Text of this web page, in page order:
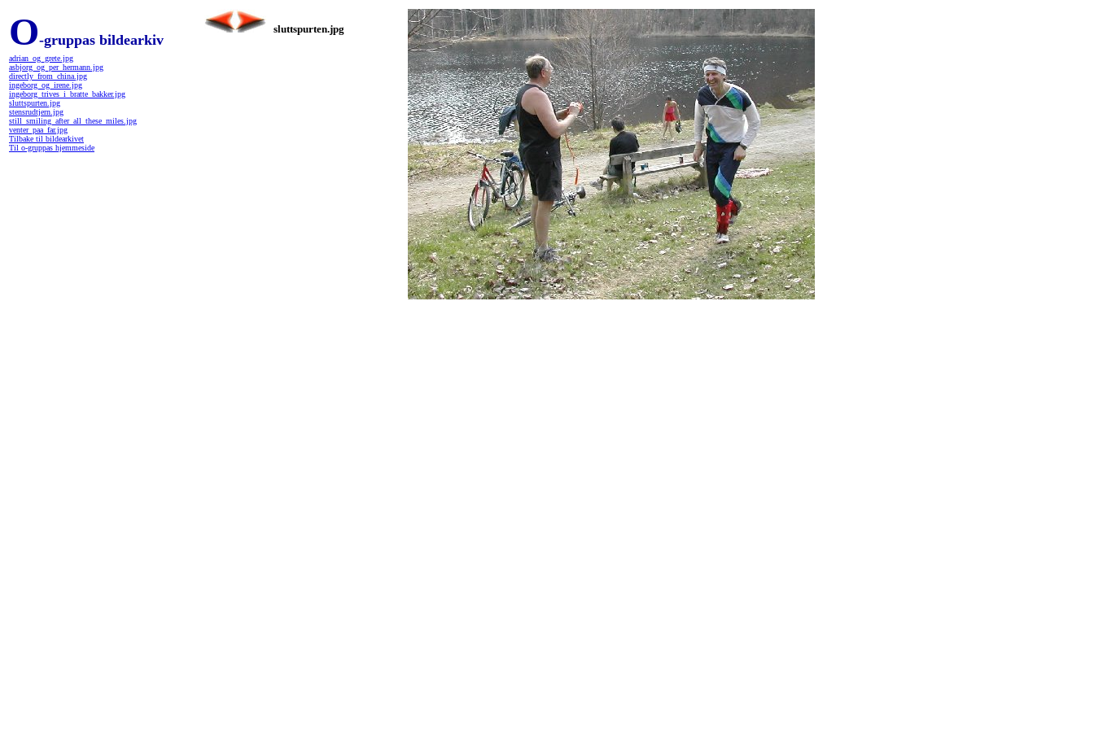
O-gruppas bildearkiv
adrian_og_grete.jpg
asbjorg_og_per_hermann.jpg
directly_from_china.jpg
ingeborg_og_irene.jpg
ingeborg_trives_i_bratte_bakker.jpg
sluttspurten.jpg
stensrudtjern.jpg
still_smiling_after_all_these_miles.jpg
venter_paa_far.jpg
Tilbake til bildearkivet
Til o-gruppas hjemmeside
sluttspurten.jpg